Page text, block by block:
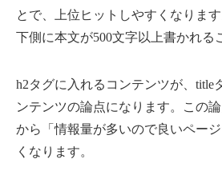
とで、上位ヒットしやすくなりま
下側に本文が500文字以上書かれる
h2タグに入れるコンテンツが、title
ンテンツの論点になります。この
から「情報量が多いので良いペー
くなります。